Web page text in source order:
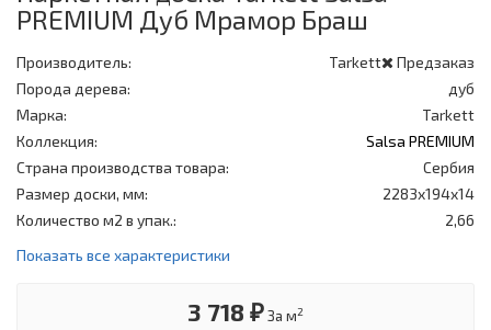
PREMIUM Дуб Мрамор Браш
Предзаказ
Производитель:
Tarkett
Порода дерева:
дуб
Марка:
Tarkett
Коллекция:
Salsa PREMIUM
Страна производства товара:
Сербия
Размер доски, мм:
2283x194x14
Количество м2 в упак.:
2,66
Показать все характеристики
3 718 ₽За м2